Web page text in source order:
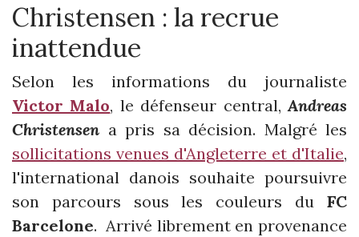
Christensen : la recrue
inattendue
Selon les informations du journaliste
Victor Malo, le défenseur central,Andreas
Christensen a pris sa décision. Malgré les
sollicitations venues d'Angleterre et d'Italie,
l'international danois souhaite poursuivre
son parcours sous les couleurs du FC
Barcelone. Arrivé librement en provenance